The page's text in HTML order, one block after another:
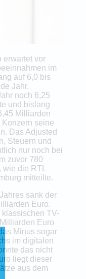
erwartet vor
im
auf 6,0 bis
Jahr.
noch 6,25
und bislang
Milliarden
seine
Das Adjusted
Steuern und
nur noch bei
zuvor 780
die RTL
mitteilte.
sank der
Euro.
TV-
Euro
Minus sogar
im digitalen
das nicht
liegt dieser
aus dem